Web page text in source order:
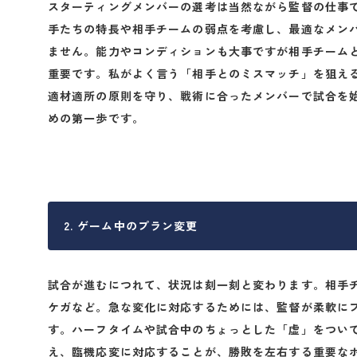
スターティングメンバーの選考は当然ながら監督の仕事
手たちの特長や相手チームの弱点を考慮し、最適なメン
ません。能力やコンディションも大事ですが相手チー
重要です。私がよく言う「相手とのミスマッチ」を狙え
適材適所の原則を守り、戦術に合ったメンバーで試合を
めの第一歩です。
2. ゲーム中のプラン変更
試合が進むにつれて、状況は刻一刻と変わります。相手
ケガなど。急な変化に対応するためには、監督が柔軟に
す。ハーフタイムや試合中のちょっとした「虚」をつい
え、臨機応変に対応することが、勝敗を左右する重要な